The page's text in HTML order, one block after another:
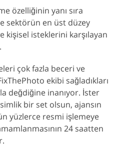
özelliğinin yanı sıra
sektörün en üst düzey
kişisel isteklerini karşılayan
çok fazla beceri ve
ekibi sağladıkları
değdiğine inanıyor. İster
bir set olsun, ajansın
yüzlerce resmi işlemeye
24 saatten